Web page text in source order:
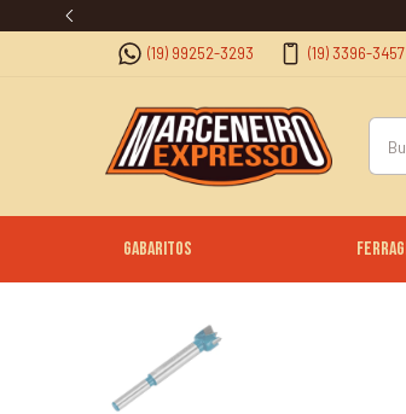
(19) 99252-3293 (19) 3396-3457
Gabaritos